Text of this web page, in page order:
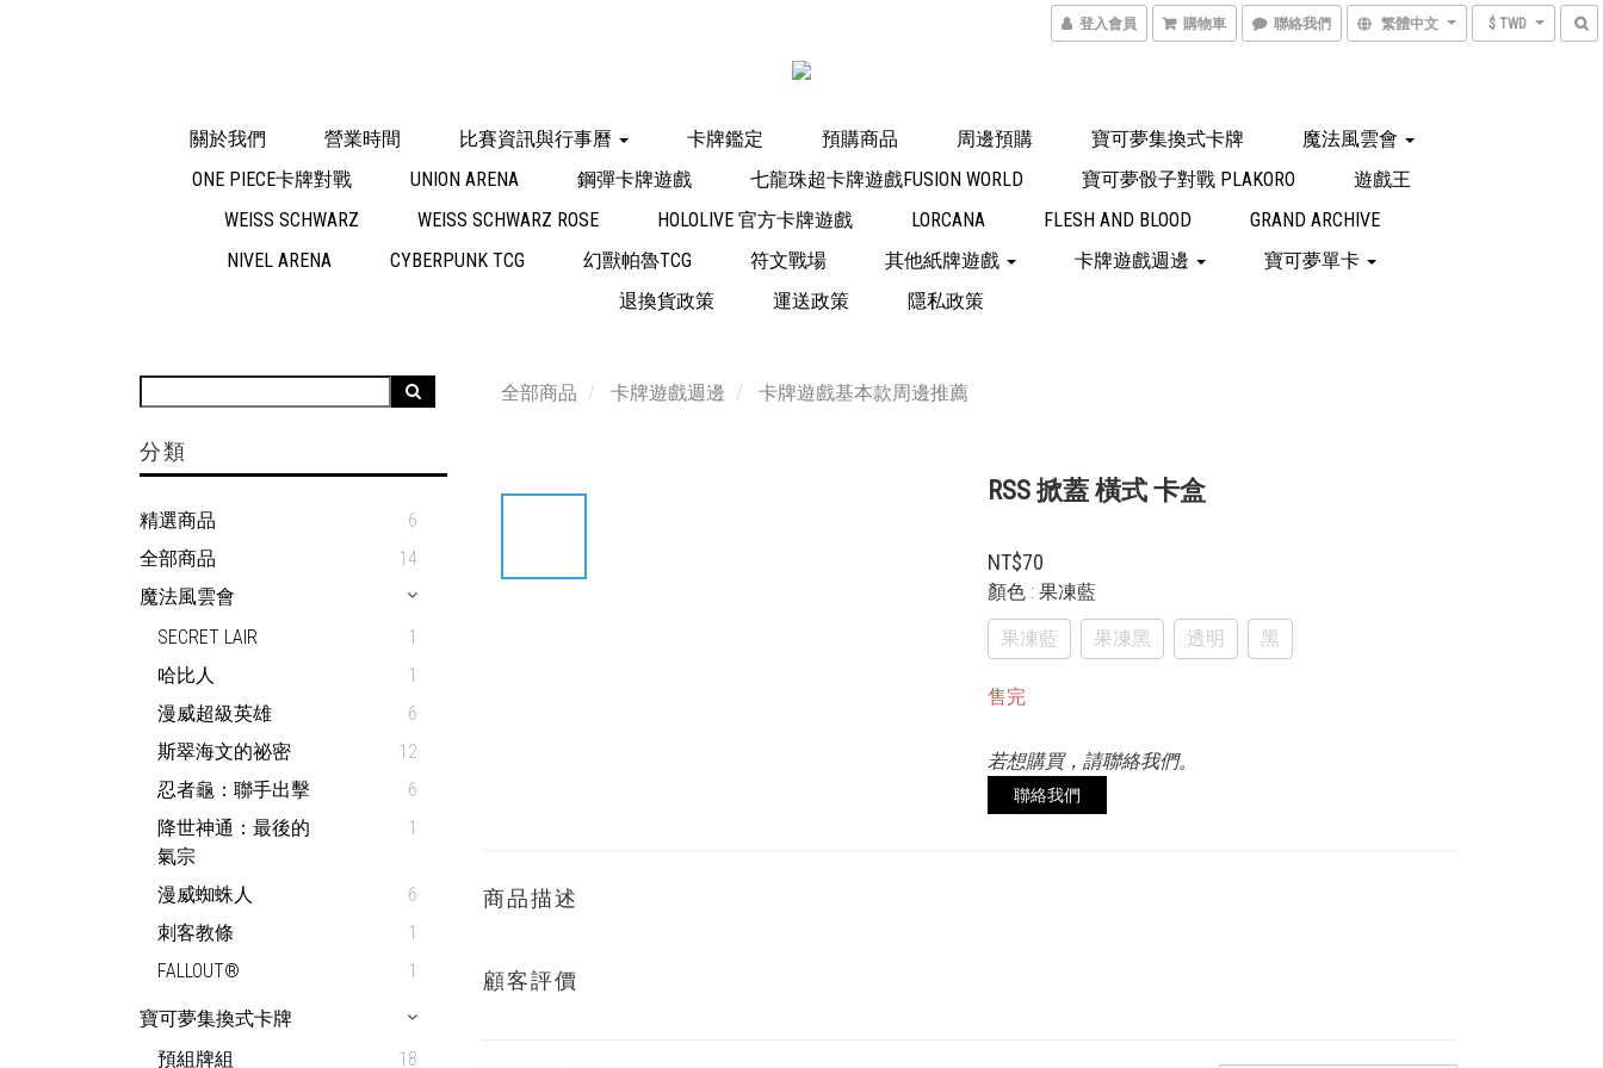
登入會員 購物車 聯絡我們 繁體中文 $ TWD
關於我們 營業時間 比賽資訊與行事曆 卡牌鑑定 預購商品 周邊預購 寶可夢集換式卡牌
魔法風雲會
ONE PIECE卡牌對戰
UNION ARENA 鋼彈卡牌遊戲 七龍珠超卡牌遊戲FUSION WORLD 寶可夢骰子對戰 PLAKORO
遊戲王
WEISS SCHWARZ
WEISS SCHWARZ ROSE HOLOLIVE 官方卡牌遊戲 LORCANA FLESH AND BLOOD
GRAND ARCHIVE
NIVEL ARENA
CYBERPUNK TCG 幻獸帕魯TCG 符文戰場 其他紙牌遊戲 卡牌遊戲週邊
寶可夢單卡
退換貨政策
運送政策 隱私政策
分類
精選商品
6
全部商品
14
魔法風雲會
SECRET LAIR
1
哈比人
1
漫威超級英雄
6
斯翠海文的祕密
12
忍者龜：聯手出擊
6
降世神通：最後的
氣宗
1
漫威蜘蛛人
6
刺客教條
1
FALLOUT®
1
寶可夢集換式卡牌
預組牌組
18
全部商品 卡牌遊戲週邊 卡牌遊戲基本款周邊推薦
RSS 掀蓋 橫式 卡盒
NT$70
顏色 : 果凍藍
果凍藍 果凍黑 透明 黑
售完
若想購買，請聯絡我們。
聯絡我們
商品描述
顧客評價